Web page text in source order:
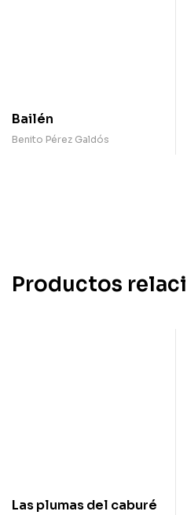
Bailén
Benito Pérez Galdós
Productos
Las plumas del caburé